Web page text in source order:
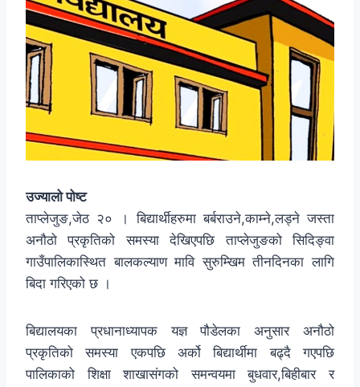
उज्यालो पोष्ट
ताप्लेजुङ,जेठ २० । बिद्यार्थीहरुमा बर्बराउने,काम्ने,लड्ने जस्ता
अनौठो प्रकृतिको समस्या देखिएपछि ताप्लेजुङको सिदिङ्वा
गाउँपालिकास्थित बालकल्याण मावि सुरुम्खिम तीनदिनका लागि
बिदा गरिएको छ ।
बिद्यालयका प्रधानाध्यापक यज्ञ पौडेलका अनुसार अनौठो
प्रकृतिको समस्या एकपछि अर्को बिद्यार्थीमा बढ्दै गएपछि
पालिकाको शिक्षा शाखासंगको समन्वयमा बुधवार,बिहीबार र